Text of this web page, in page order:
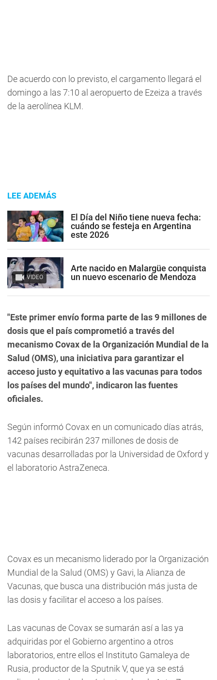
De acuerdo con lo previsto, el cargamento llegará el
domingo a las 7:10 al aeropuerto de Ezeiza a través
de la aerolínea KLM.
LEE ADEMÁS
El Día del Niño tiene nueva fecha:
cuándo se festeja en Argentina
este 2026
VIDEO
Arte nacido en Malargüe conquista
un nuevo escenario de Mendoza
"Este primer envío forma parte de las 9 millones de
dosis que el país comprometió a través del
mecanismo Covax de la Organización Mundial de la
Salud (OMS), una iniciativa para garantizar el
acceso justo y equitativo a las vacunas para todos
los países del mundo", indicaron las fuentes
oficiales.
Según informó Covax en un comunicado días atrás,
142 países recibirán 237 millones de dosis de
vacunas desarrolladas por la Universidad de Oxford y
el laboratorio AstraZeneca.
Covax es un mecanismo liderado por la Organización
Mundial de la Salud (OMS) y Gavi, la Alianza de
Vacunas, que busca una distribución más justa de
las dosis y facilitar el acceso a los países.
Las vacunas de Covax se sumarán así a las ya
adquiridas por el Gobierno argentino a otros
laboratorios, entre ellos el Instituto Gamaleya de
Rusia, productor de la Sputnik V, que ya se está